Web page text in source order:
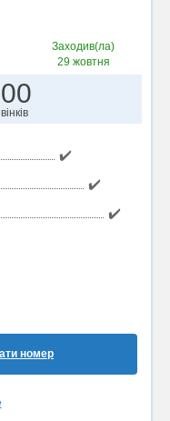
Заходив(ла)
29 жовтня
✔️
✔️
✔️
номер